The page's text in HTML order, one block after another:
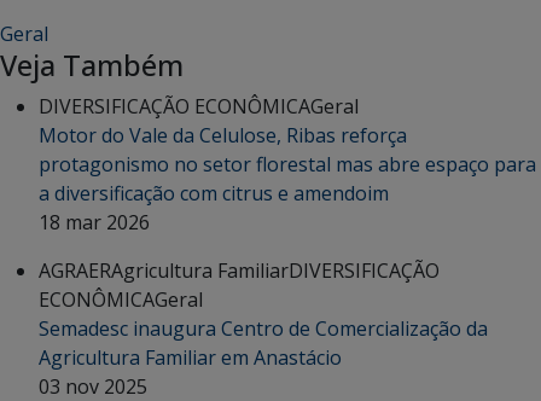
Geral
Veja Também
DIVERSIFICAÇÃO ECONÔMICAGeral
Motor do Vale da Celulose, Ribas reforça
protagonismo no setor florestal mas abre espaço para
a diversificação com citrus e amendoim
18 mar 2026
AGRAERAgricultura FamiliarDIVERSIFICAÇÃO
ECONÔMICAGeral
Semadesc inaugura Centro de Comercialização da
Agricultura Familiar em Anastácio
03 nov 2025